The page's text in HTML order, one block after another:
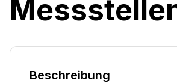
Beschreibung